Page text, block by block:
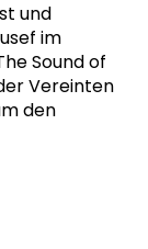
und
im
Sound of
Vereinten
den